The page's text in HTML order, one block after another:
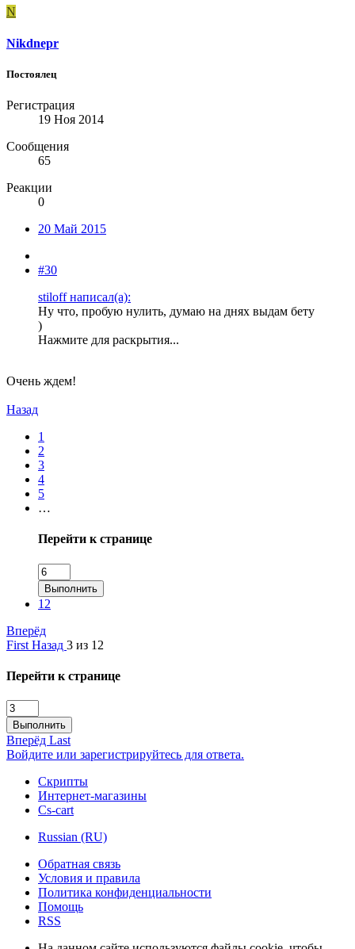
N
Nikdnepr
Постоялец
Регистрация
19 Ноя 2014
Сообщения
65
Реакции
0
20 Май 2015
#30
stiloff написал(а):
Ну что, пробую нулить, думаю на днях выдам бету
)
Нажмите для раскрытия...
Очень ждем!
Назад
1
2
3
4
5
…
Перейти к странице
Выполнить
12
Вперёд
First Назад 3 из 12
Перейти к странице
Выполнить
Вперёд Last
Войдите или зарегистрируйтесь для ответа.
Скрипты
Интернет-магазины
Cs-cart
Russian (RU)
Обратная связь
Условия и правила
Политика конфиденциальности
Помощь
RSS